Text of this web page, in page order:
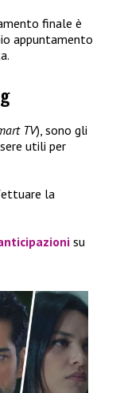
finale è
appuntamento
TV), sono gli
utili per
la
su